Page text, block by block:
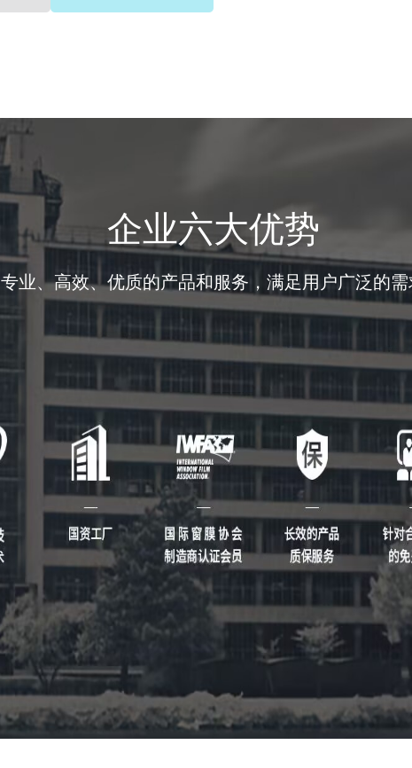
企业六大优势
专业、高效、优质的产品和服务，满足用户广泛的需